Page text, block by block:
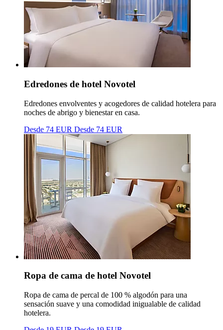
Edredones de hotel Novotel
Edredones envolventes y acogedores de calidad hotelera para
noches de abrigo y bienestar en casa.
Desde 74 EUR Desde 74 EUR
Ropa de cama de hotel Novotel
Ropa de cama de percal de 100 % algodón para una
sensación suave y una comodidad inigualable de calidad
hotelera.